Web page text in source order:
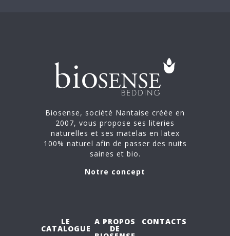
Biosense, société Nantaise créée en
2007, vous propose ses literies
naturelles et ses matelas en latex
100% naturel afin de passer des nuits
saines et bio.
Notre concept
LE
CATALOGUE
A PROPOS
DE
CONTACTS